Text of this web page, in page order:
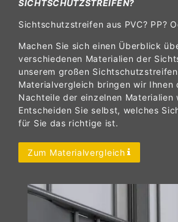
SICHTSCHUTZSTREIFEN?
Sichtschutzstreifen aus PVC? PP?
Machen Sie sich einen Überblick
verschiedenen Materialien der
unserem großen Sichtschutzstreifen
Materialvergleich bringen wir Ihnen
Nachteile der einzelnen Materialien
Entscheiden Sie selbst, welches
für Sie das richtige ist.
Zum Materialvergleich